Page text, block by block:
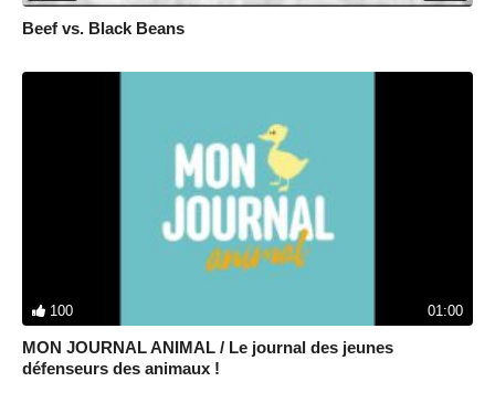
Beef vs. Black Beans
100 01:00
MON JOURNAL ANIMAL / Le journal des jeunes
défenseurs des animaux !